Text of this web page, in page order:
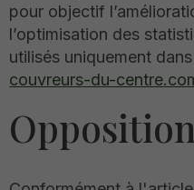
pour objectif
l’optimisation des
utilisés uniquement
couvreurs-du-